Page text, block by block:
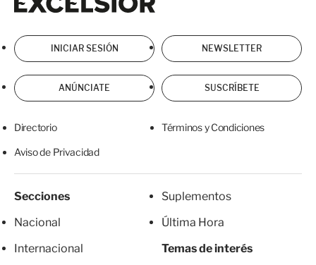
INICIAR SESIÓN NEWSLETTER
ANÚNCIATE SUSCRÍBETE
Directorio Términos y Condiciones
Aviso de Privacidad
Secciones
Nacional
Internacional
Suplementos
Última Hora
Temas de interés